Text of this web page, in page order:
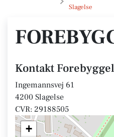
Slagelse
Kontakt
Ingemannsvej 61
4200 Slagelse
CVR: 29188505
+